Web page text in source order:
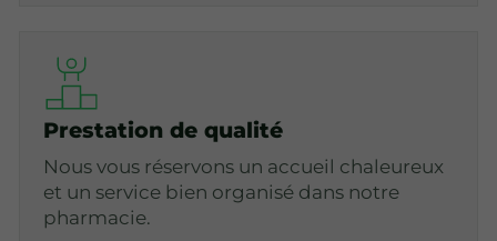
Prestation de qualité
Nous vous réservons un accueil chaleureux
et un service bien organisé dans notre
pharmacie.